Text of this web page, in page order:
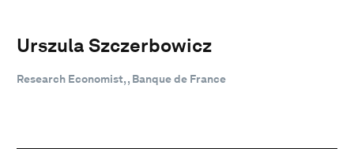
Urszula Szczerbowicz
Research Economist, , Banque de France